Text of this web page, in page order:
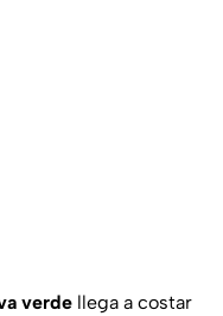
verde llega a costar